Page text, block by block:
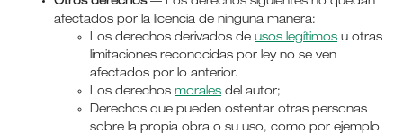
afectados por la licencia de ninguna manera:
Los derechos derivados de usos legítimosu otras
limitaciones reconocidas por ley no se ven
afectados por lo anterior.
Los derechos moralesdel autor;
Derechos que pueden ostentar otras personas
sobre la propia obra o su uso, como por ejemplo